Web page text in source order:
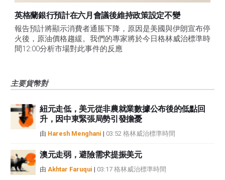
英格蘭銀行預計在六月會議後維持政策設定不變
報告預計將顯示消費者通脹下降，原因是美國與伊朗宣布停
火後，原油價格趨緩。我們的專家將於今日格林威治標準時
間12:00分析市場對此事件的反應
主要貨幣對
紐元走低，美元從非農就業數據公布後的低點回
升，因中東緊張局勢引發擔憂
由 Haresh Menghani | 03:52 格林威治標準時間
澳元走弱，避險需求提振美元
由 Akhtar Faruqui | 03:17 格林威治標準時間